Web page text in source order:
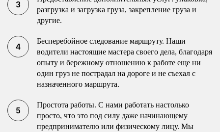
разгрузка и загрузка груза, закрепление груза и
другие.
Бесперебойное следование маршруту. Наши
водители настоящие мастера своего дела, благодаря
опыту и бережному отношению к работе еще ни
один груз не пострадал на дороге и не съехал с
назначенного маршрута.
Простота работы. С нами работать настолько
просто, что это под силу даже начинающему
предпринимателю или физическому лицу. Мы